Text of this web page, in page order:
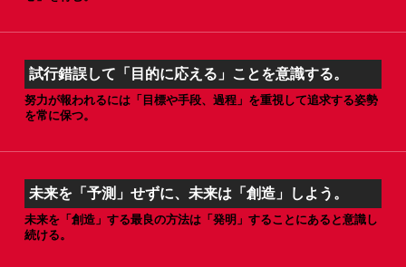
試行錯誤して「目的に応える」ことを意識する。
努力が報われるには「目標や手段、過程」を重視して追求する姿勢
を常に保つ。
未来を「予測」せずに、未来は「創造」しよう。
未来を「創造」する最良の方法は「発明」することにあると意識し
続ける。